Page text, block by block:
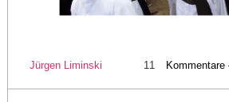
Jürgen Liminski 11